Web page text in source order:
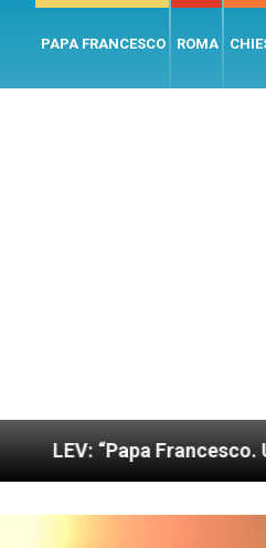
PAPA FRANCESCO ROMA
Francesco. Un uomo di